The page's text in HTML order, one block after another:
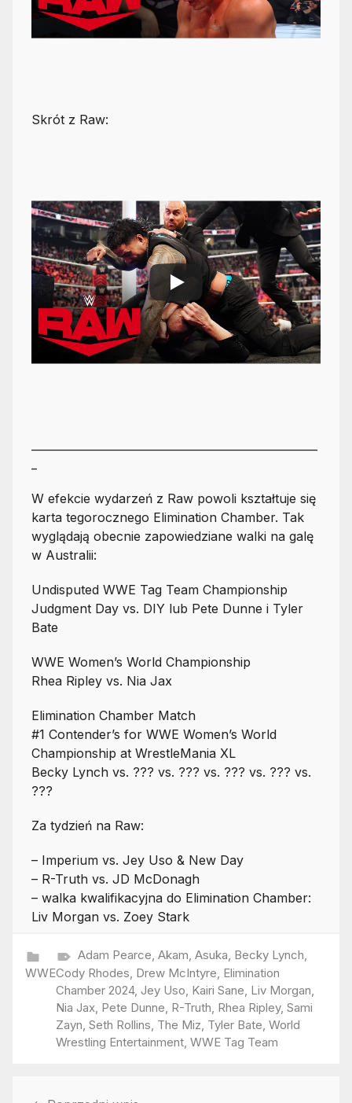
Skrót z Raw:
W efekcie wydarzeń z Raw powoli kształtuje się
karta tegorocznego Elimination Chamber. Tak
wyglądają obecnie zapowiedziane walki na galę
w Australii:
Undisputed WWE Tag Team Championship
Judgment Day vs. DIY lub Pete Dunne i Tyler
Bate
WWE Women’s World Championship
Rhea Ripley vs. Nia Jax
Elimination Chamber Match
#1 Contender’s for WWE Women’s World
Championship at WrestleMania XL
Becky Lynch vs. ??? vs. ??? vs. ??? vs. ??? vs.
???
Za tydzień na Raw:
– Imperium vs. Jey Uso & New Day
– R-Truth vs. JD McDonagh
– walka kwalifikacyjna do Elimination Chamber:
Liv Morgan vs. Zoey Stark
WWE
Adam Pearce Akam Asuka Becky Lynch
Cody Rhodes Drew McIntyre Elimination
Chamber 2024, Jey Uso Kairi Sane Liv Morgan
Nia Jax Pete Dunne R-Truth Rhea Ripley, Sami
Zayn Seth Rollins The Miz Tyler Bate World
Wrestling Entertainment WWE Tag Team